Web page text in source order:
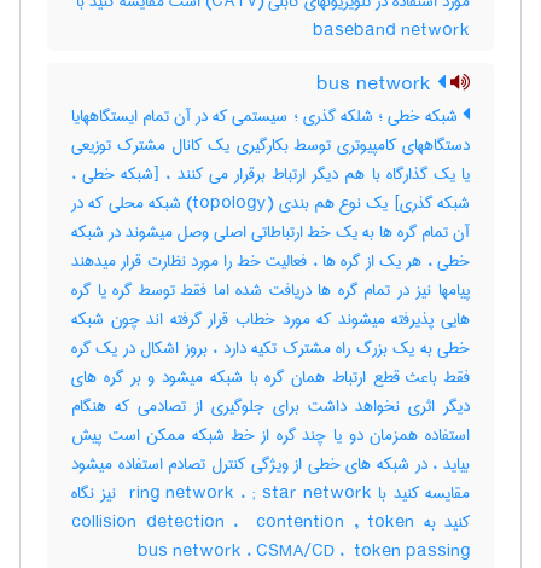
baseband network
شبکه خطی ؛ شلکه گذری ؛ سیستمی که در آن تمام ایستگاههایا
دستگاههای کامپیوتری توسط بکارگیری یک کانال مشترک توزیعی
یا یک گذارگاه با هم دیگر ارتباط برقرار می کنند ، [شبکه خطی ،
شبکه گذری] یک نوع هم بندی (‎topology) شبکه محلی که در
آن تمام گره ها به یک خط ارتباطاتی اصلی وصل میشوند در شبکه
خطی ، هر یک از گره ها ، فعالیت خط را مورد نظارت قرار میدهند
پیامها نیز در تمام گره ها دریافت شده اما فقط توسط گره یا گره
هایی پذیرفته میشوند که مورد خطاب قرار گرفته اند چون شبکه
خطی به یک بزرگ راه مشترک تکیه دارد ، بروز اشکال در یک گره
فقط باعث قطع ارتباط همان گره با شبکه میشود و بر گره های
دیگر اثری نخواهد داشت برای جلوگیری از تصادمی که هنگام
استفاده همزمان دو یا چند گره از خط شبکه ممکن است پیش
بیاید ، در شبکه های خطی از ویژگی کنترل تصادم استفاده میشود
مقایسه کنید با ‎ ring network ، ‎; star network نیز نگاه
کنید به ‎collision detection ، ‎ contention , token
bus network ، ‎CSMA/CD ، ‎ token passing